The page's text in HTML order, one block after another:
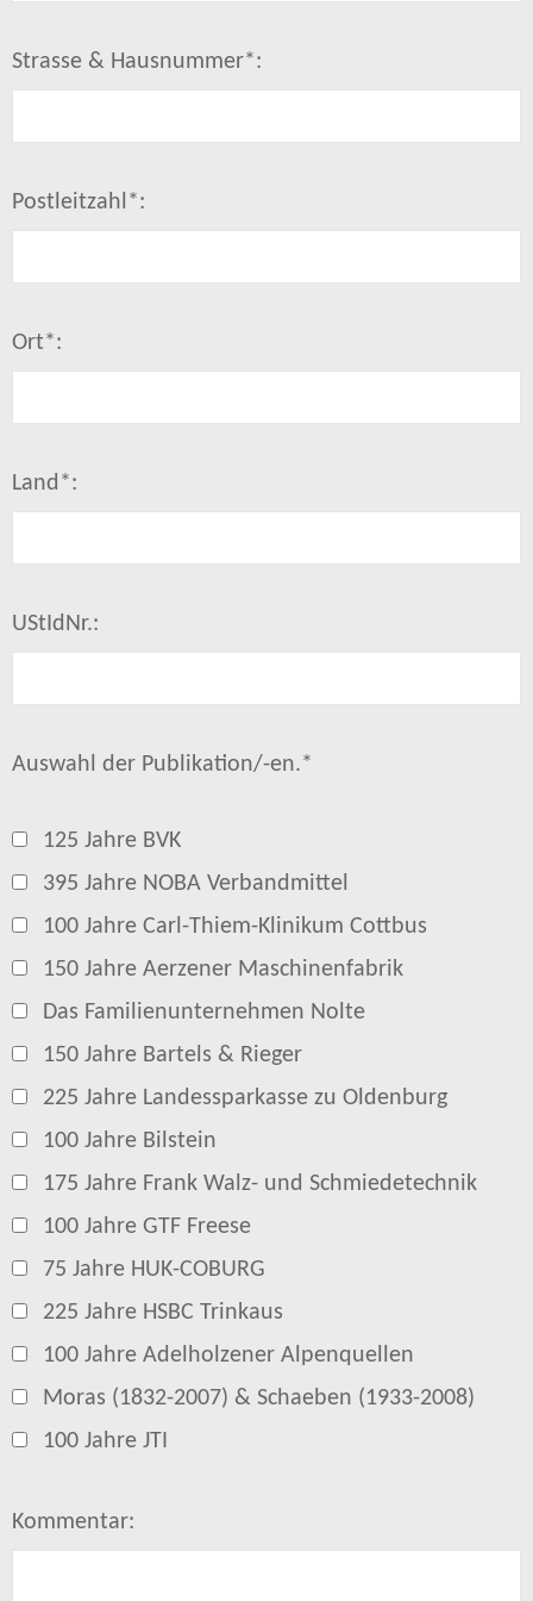
Strasse & Hausnummer*:
Postleitzahl*:
Ort*:
Land*:
UStIdNr.:
Auswahl der Publikation/-en.*
125 Jahre BVK
395 Jahre NOBA Verbandmittel
100 Jahre Carl-Thiem-Klinikum Cottbus
150 Jahre Aerzener Maschinenfabrik
Das Familienunternehmen Nolte
150 Jahre Bartels & Rieger
225 Jahre Landessparkasse zu Oldenburg
100 Jahre Bilstein
175 Jahre Frank Walz- und Schmiedetechnik
100 Jahre GTF Freese
75 Jahre HUK-COBURG
225 Jahre HSBC Trinkaus
100 Jahre Adelholzener Alpenquellen
Moras (1832-2007) & Schaeben (1933-2008)
100 Jahre JTI
Kommentar: